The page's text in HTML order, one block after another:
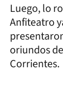
Luego, lo
Anfiteatro
oriundos
Corrientes.